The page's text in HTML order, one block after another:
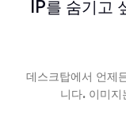
IP를 숨기고
데스크탑에서 언제
니다. 이미